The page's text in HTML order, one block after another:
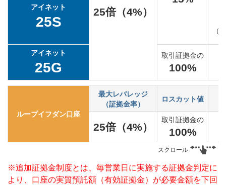
25倍（4%）
アイネット
25S
（
アイネット
25G
取引証拠金の
100%
ループイフダン口座
最大レバレッジ
（証拠金率）
ロスカット値
25倍（4%）
取引証拠金の
100%
スクロール
※追加証拠金制度とは、毎営業日に実施する証拠金判定に
より、口座の実質預託額（有効証拠金）が必要金額を下回